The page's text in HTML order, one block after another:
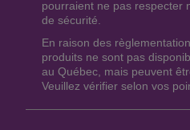
pourraient ne pas respecter
de sécurité.
En raison des
produits ne sont pas
au Québec, mais peuvent
Veuillez vérifier selon vos